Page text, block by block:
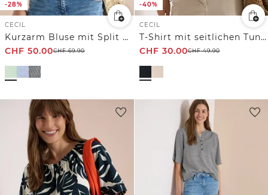
-28%
CECIL
Kurzarm Bluse mit Split Neck und Streifen
CHF 50.00CHF69.90
-40%
CECIL
T-Shirt mit seitlichen Tunnelzügen
CHF 30.00CHF49.90